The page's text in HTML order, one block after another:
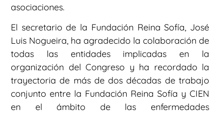
asociaciones.
El secretario de la Fundación Reina Sofía, José
Luis Nogueira, ha agradecido la colaboración de
todas las entidades implicadas en la
organización del Congreso y ha recordado la
trayectoria de más de dos décadas de trabajo
conjunto entre la Fundación Reina Sofía y CIEN
en el ámbito de las enfermedades